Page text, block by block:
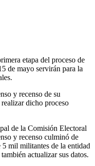
etapa del proceso de
de mayo servirán para la
y recenso de su
dicho proceso
de la Comisión Electoral
y recenso culminó de
5 mil militantes de la entidad
actualizar sus datos.